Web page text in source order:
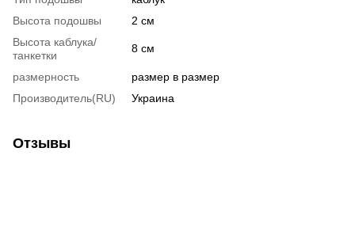
Высота подошвы
2 см
Высота каблука/
танкетки
8 см
размерность
размер в размер
Производитель(RU)
Украина
Отзывы